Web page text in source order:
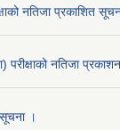
नतिजा प्रकाशित
परीक्षाको नतिजा
।